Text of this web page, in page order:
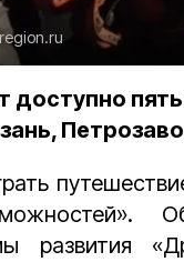
доступно
развития